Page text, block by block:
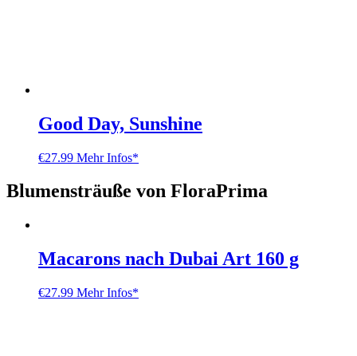
Good Day, Sunshine
€27.99 Mehr Infos*
Blumensträuße von FloraPrima
Macarons nach Dubai Art 160 g
€27.99 Mehr Infos*